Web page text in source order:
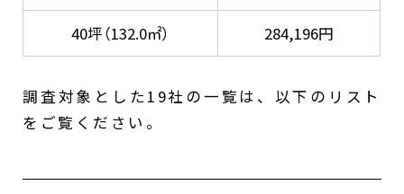
40坪（132.0㎡） 284,196円
調査対象とした19社の一覧は、以下のリスト
をご覧ください。